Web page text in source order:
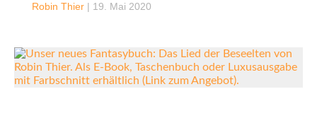
Robin Thier | 19. Mai 2020